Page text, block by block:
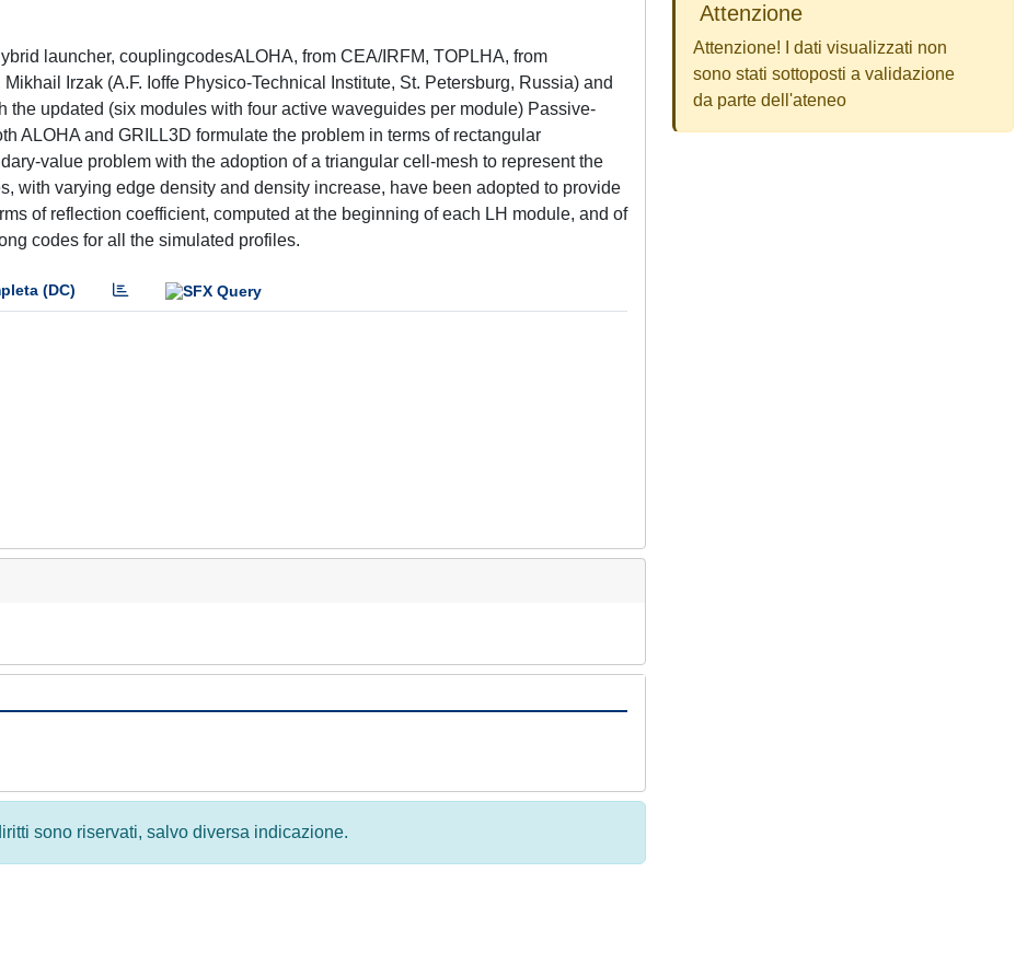
launcher, couplingcodesALOHA, from CEA/IRFM, TOPLHA, from
Irzak (A.F. Ioffe Physico-Technical Institute, St. Petersburg, Russia) and
updated (six modules with four active waveguides per module) Passive-
ALOHA and GRILL3D formulate the problem in terms of rectangular
value problem with the adoption of a triangular cell-mesh to represent the
with varying edge density and density increase, have been adopted to provide
of reflection coefficient, computed at the beginning of each LH module, and of
codes for all the simulated profiles.
(DC)
sono riservati, salvo diversa indicazione.
Attenzione
Attenzione! I dati visualizzati non
sono stati sottoposti a validazione
da parte dell'ateneo